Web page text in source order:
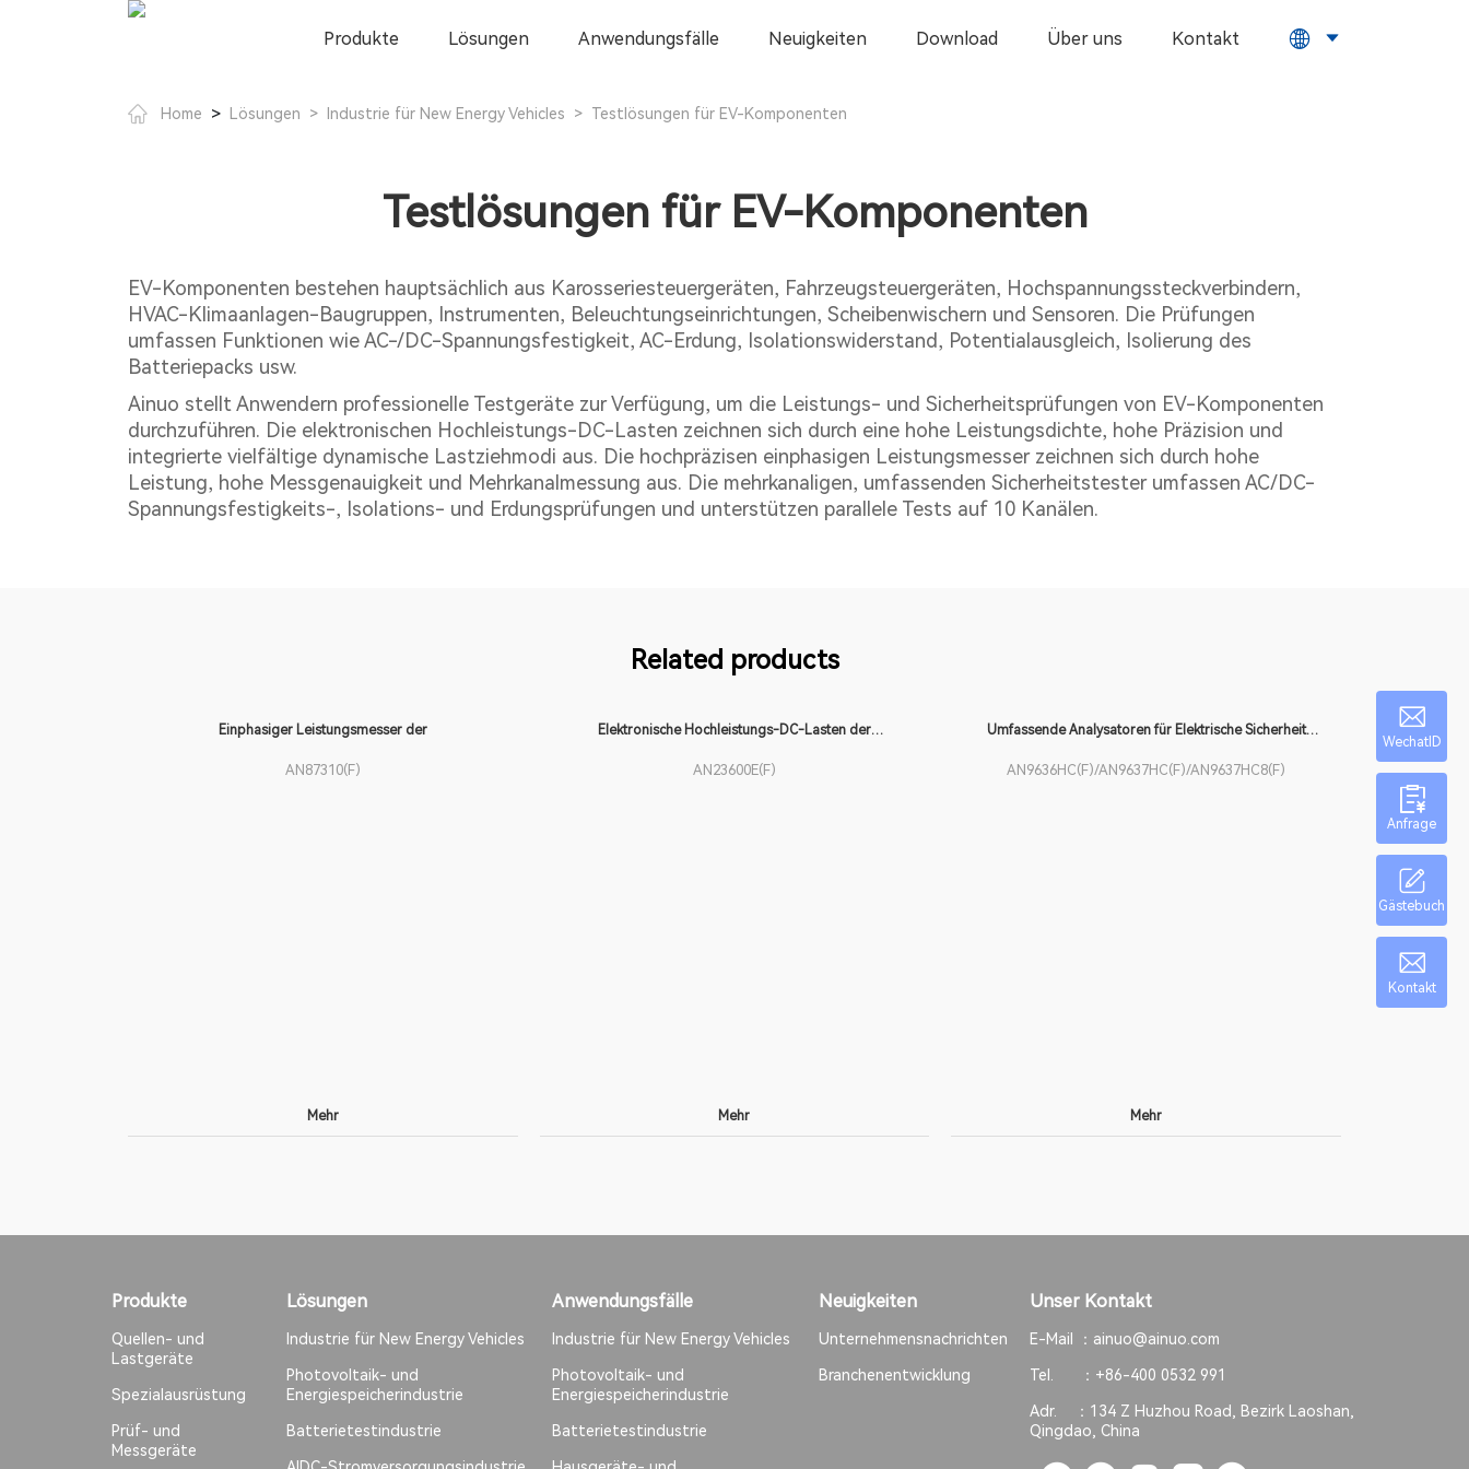
Produkte Lösungen Anwendungsfälle Neuigkeiten Download Über uns Kontakt
Home > Lösungen > Industrie für New Energy Vehicles > Testlösungen für EV-Komponenten
Testlösungen für EV-Komponenten
EV-Komponenten bestehen hauptsächlich aus Karosseriesteuergeräten, Fahrzeugsteuergeräten, Hochspannungssteckverbindern,
HVAC-Klimaanlagen-Baugruppen, Instrumenten, Beleuchtungseinrichtungen, Scheibenwischern und Sensoren. Die Prüfungen
umfassen Funktionen wie AC-/DC-Spannungsfestigkeit, AC-Erdung, Isolationswiderstand, Potentialausgleich, Isolierung des
Batteriepacks usw.
Ainuo stellt Anwendern professionelle Testgeräte zur Verfügung, um die Leistungs- und Sicherheitsprüfungen von EV-Komponenten
durchzuführen. Die elektronischen Hochleistungs-DC-Lasten zeichnen sich durch eine hohe Leistungsdichte, hohe Präzision und
integrierte vielfältige dynamische Lastziehmodi aus. Die hochpräzisen einphasigen Leistungsmesser zeichnen sich durch hohe
Leistung, hohe Messgenauigkeit und Mehrkanalmessung aus. Die mehrkanaligen, umfassenden Sicherheitstester umfassen AC/DC-
Spannungsfestigkeits-, Isolations- und Erdungsprüfungen und unterstützen parallele Tests auf 10 Kanälen.
Related products
Einphasiger Leistungsmesser der
AN87310(F)
Mehr
Elektronische Hochleistungs-DC-Lasten der
AN23600E(F)
Mehr
Umfassende Analysatoren für Elektrische Sicherheit
AN9636HC(F)/AN9637HC(F)/AN9637HC8(F)
Mehr
Produkte
Quellen- und
Lastgeräte
Spezialausrüstung
Prüf- und
Messgeräte
Lösungen
Industrie für New Energy Vehicles
Photovoltaik- und
Energiespeicherindustrie
Batterietestindustrie
Anwendungsfälle
Industrie für New Energy Vehicles
Photovoltaik- und
Energiespeicherindustrie
Batterietestindustrie
Neuigkeiten
Unternehmensnachrichten
Branchenentwicklung
Unser Kontakt
E-Mail ： ainuo@ainuo.com
Tel. ： +86-400 0532 991
Adr. ： 134 Z Huzhou Road, Bezirk Laoshan,
Qingdao, China
WechatID
Anfrage
Gästebuch
Kontakt